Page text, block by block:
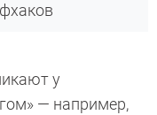
у
— например,